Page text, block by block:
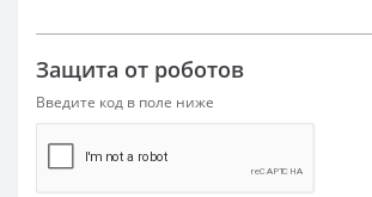
Защита от роботов
Введите код в поле ниже